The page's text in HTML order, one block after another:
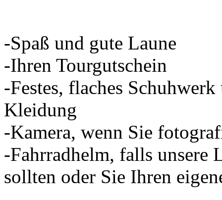
-Spaß und gute Laune
-Ihren Tourgutschein
-Festes, flaches
Kleidung
-Kamera, wenn Sie
-Fahrradhelm, falls unsere
sollten oder Sie Ihren